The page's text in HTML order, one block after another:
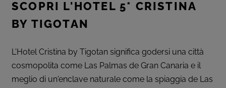
SCOPRI L'HOTEL 5* CRISTINA
BY TIGOTAN
L'Hotel Cristina by Tigotan significa godersi una città
cosmopolita come Las Palmas de Gran Canaria e il
meglio di un'enclave naturale come la spiaggia de Las